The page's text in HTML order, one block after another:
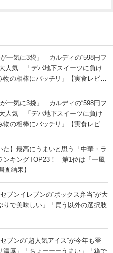
が一気に3袋」 カルディの“598円フ
人気 「デパ地下スイーツに負け
の相棒にバッチリ」【実食レビュ
が一気に3袋」 カルディの“598円フ
人気 「デパ地下スイーツに負け
の相棒にバッチリ」【実食レビュ
た】最高にうまいと思う「中華・ラ
ンキングTOP23！ 第1位は「一風
査結果】
ブンイレブンの“ボックス弁当”が大
で美味しい」「買う以外の選択肢
ブンの“超人気アイス”が今年も登
厚」「ちょーーーうまい」「箱で